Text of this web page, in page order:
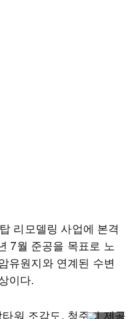
리모델링 사업에 본격
7월 준공을 목표로 노
유원지와 연계된 수변
이다.